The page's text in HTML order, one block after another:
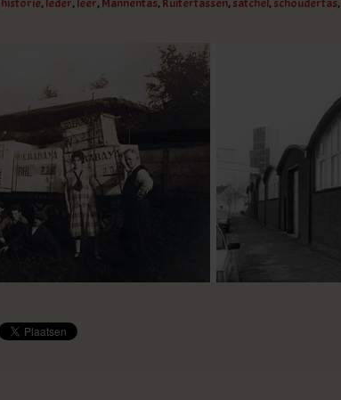
historie,leder,leer,Mannentas,Ruitertassen,satchel,schoudertas,